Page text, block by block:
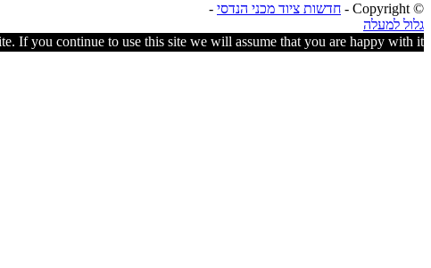
© ‫Copyright -
חדשות ציוד מכני הנדסי -
גלול למעלה
If you continue to use this site we will assume that you are happy with it.